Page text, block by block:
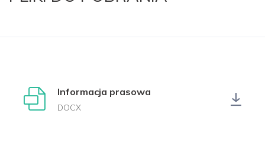
Informacja prasowa
DOCX